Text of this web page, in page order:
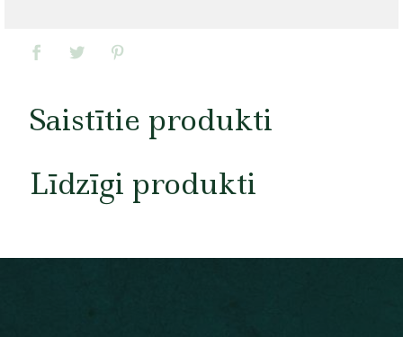
Saistītie produkti
Līdzīgi produkti